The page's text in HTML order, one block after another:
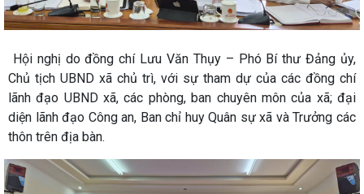
Hội nghị do đồng chí Lưu Văn Thụy – Phó Bí thư Đảng ủy,
Chủ tịch UBND xã chủ trì, với sự tham dự của các đồng chí
lãnh đạo UBND xã, các phòng, ban chuyên môn của xã; đại
diện lãnh đạo Công an, Ban chỉ huy Quân sự xã và Trưởng các
thôn trên địa bàn.